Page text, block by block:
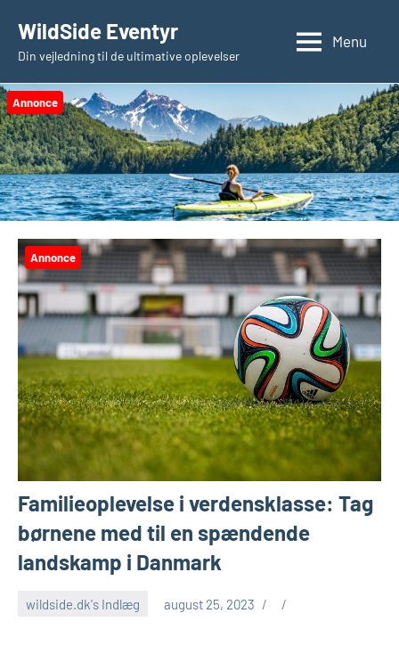
indhold
WildSide Eventyr
Din vejledning til de ultimative oplevelser
Menu
Annonce
Annonce
Familieoplevelse i verdensklasse: Tag
børnene med til en spændende
landskamp i Danmark
wildside.dk's Indlæg august 25, 2023